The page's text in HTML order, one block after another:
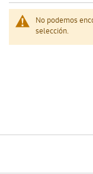
No podemos
selección.